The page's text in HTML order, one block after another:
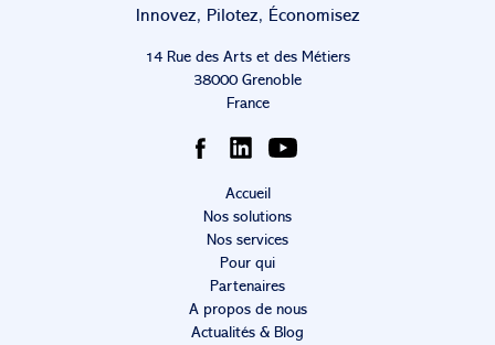
Innovez, Pilotez, Économisez
14 Rue des Arts et des Métiers
38000 Grenoble
France
Accueil
Nos solutions
Nos services
Pour qui
Partenaires
A propos de nous
Actualités & Blog